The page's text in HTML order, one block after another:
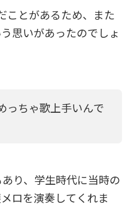
ことがあるため、また
思いがあったのでしょ
っちゃ歌上手いんで
り、学生時代に当時の
ロを演奏してくれま